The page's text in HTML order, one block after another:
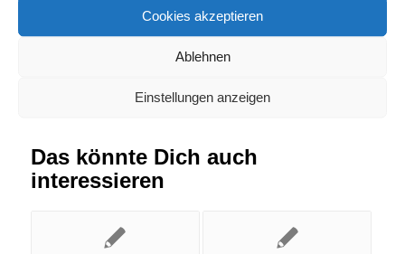
Cookies akzeptieren
Ablehnen
Einstellungen anzeigen
Das könnte Dich auch
interessieren